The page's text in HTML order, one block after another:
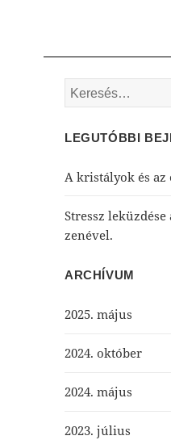
Keresés:
LEGUTÓBBI
A kristályok és
Stressz
zenével.
ARCHÍVUM
2025. május
2024. október
2024. május
2023. július